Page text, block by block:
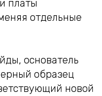
платы
отдельные
основатель
образец
новой